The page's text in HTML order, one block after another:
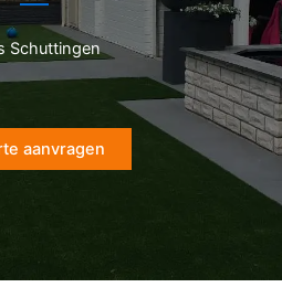
Schuttingen
aanvragen